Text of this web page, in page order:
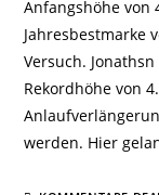
Anfangshöhe von
Jahresbestmarke
Versuch.
Rekordhöhe von
werden. Hier